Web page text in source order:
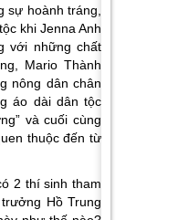
sự hoành tráng,
khi Jenna Anh
với những chất
Mario Thành
nông dân chân
áo dài dân tộc
và cuối cùng
thuộc đến từ
2 thí sinh tham
Hồ Trung